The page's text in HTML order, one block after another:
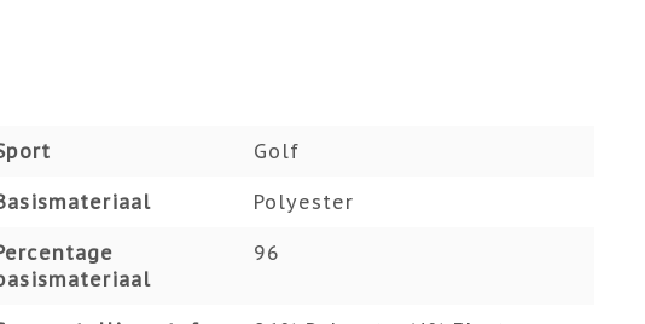
Golf
Polyester
96